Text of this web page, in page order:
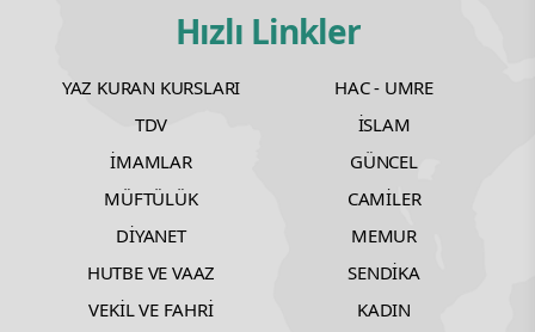
Hızlı Linkler
YAZ KURAN KURSLARI
HAC - UMRE
TDV
İSLAM
İMAMLAR
GÜNCEL
MÜFTÜLÜK
CAMİLER
DİYANET
MEMUR
HUTBE VE VAAZ
SENDİKA
VEKİL VE FAHRİ
KADIN